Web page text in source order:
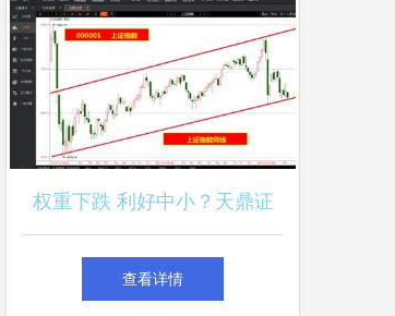
权重下跌 利好中小？天鼎证
券早评解读市场新动态
查看详情